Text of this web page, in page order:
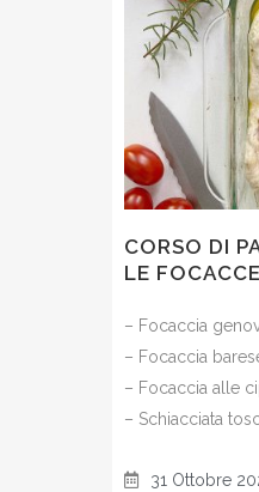
CORSO DI
LE
– Focaccia
– Focaccia
– Focaccia alle
– Schiacciata
31 Ottobre